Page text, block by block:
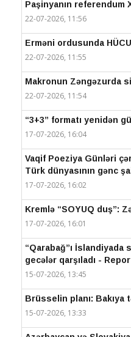
Paşinyanın referendum
22-07-2026, 11:56
Erməni ordusunda
22-07-2026, 11:55
Makronun Zəngəzurda
22-07-2026, 11:54
“3+3” formatı yenidən
17-07-2026, 16:04
Vaqif Poeziya Günləri
Türk dünyasının gənc
17-07-2026, 16:02
Kremlə “SOYUQ duş”:
17-07-2026, 16:01
“Qarabağ”ı
gecələr qarşıladı -
15-07-2026, 13:45
Brüsselin planı: Bakıya
15-07-2026, 13:33